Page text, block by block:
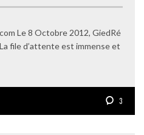
Le 8 Octobre 2012, GiedRé
file d’attente est immense et
3